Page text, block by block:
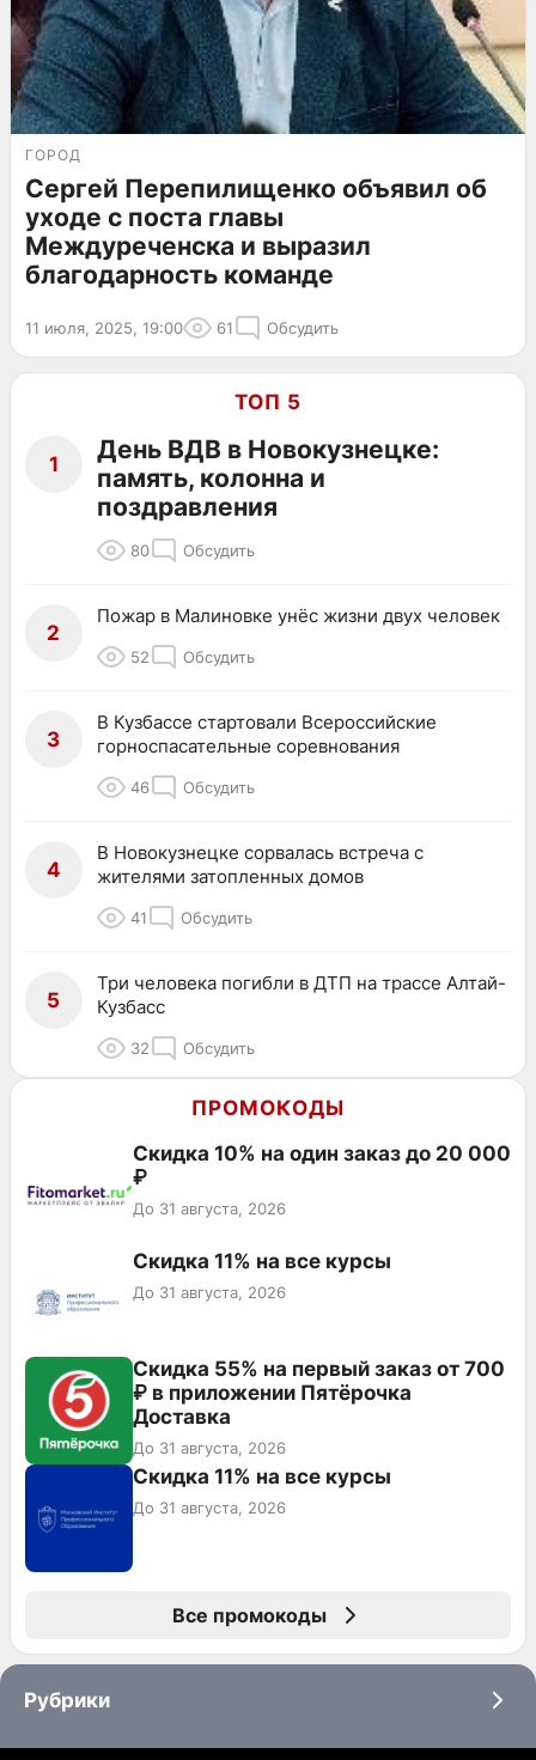
ГОРОД
Сергей Перепилищенко объявил об
уходе с поста главы
Междуреченска и выразил
благодарность команде
11 июля, 2025, 19:00 61 Обсудить
ТОП 5
1
День ВДВ в Новокузнецке:
память, колонна и
поздравления
80 Обсудить
2
Пожар в Малиновке унёс жизни двух человек
52 Обсудить
3
В Кузбассе стартовали Всероссийские
горноспасательные соревнования
46 Обсудить
4
В Новокузнецке сорвалась встреча с
жителями затопленных домов
41 Обсудить
5
Три человека погибли в ДТП на трассе Алтай-
Кузбасс
32 Обсудить
ПРОМОКОДЫ
Скидка 10% на один заказ до 20 000
₽
До 31 августа, 2026
Скидка 11% на все курсы
До 31 августа, 2026
Скидка 55% на первый заказ от 700
₽ в приложении Пятёрочка
Доставка
До 31 августа, 2026
Скидка 11% на все курсы
До 31 августа, 2026
Все промокоды
Рубрики